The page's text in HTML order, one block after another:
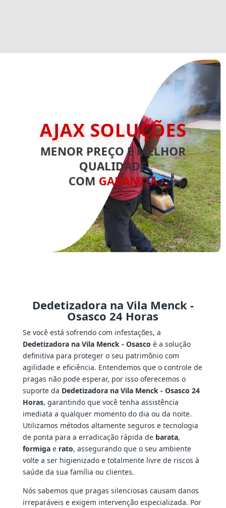
AJAX SOLUÇÕES
MENOR PREÇO E MELHOR
QUALIDADE
COM GARANTIA
Dedetizadora na Vila Menck -
Osasco 24 Horas
Se você está sofrendo com infestações, a
Dedetizadora na Vila Menck - Osasco é a solução
definitiva para proteger o seu patrimônio com
agilidade e eficiência. Entendemos que o controle de
pragas não pode esperar, por isso oferecemos o
suporte da Dedetizadora na Vila Menck - Osasco 24
Horas, garantindo que você tenha assistência
imediata a qualquer momento do dia ou da noite.
Utilizamos métodos altamente seguros e tecnologia
de ponta para a erradicação rápida de barata,
formigae rato, assegurando que o seu ambiente
volte a ser higienizado e totalmente livre de riscos à
saúde da sua família ou clientes.
Nós sabemos que pragas silenciosas causam danos
irreparáveis e exigem intervenção especializada. Por